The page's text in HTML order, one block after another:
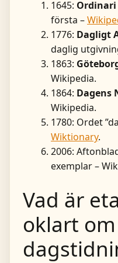
1645: Ordinari
första –
1776: Dagligt
daglig
1863:
Wikipedia.
1864: Dagens
Wikipedia.
1780: Ordet
Wiktionary.
2006:
exemplar –
Vad är
oklart om